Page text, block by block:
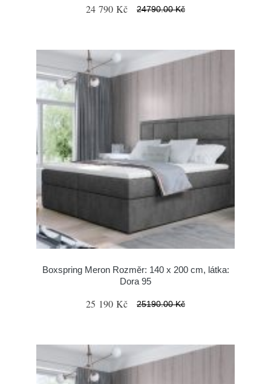
24 790 Kč 24790.00 Kč
Boxspring Meron Rozměr: 140 x 200 cm, látka:
Dora 95
25 190 Kč 25190.00 Kč